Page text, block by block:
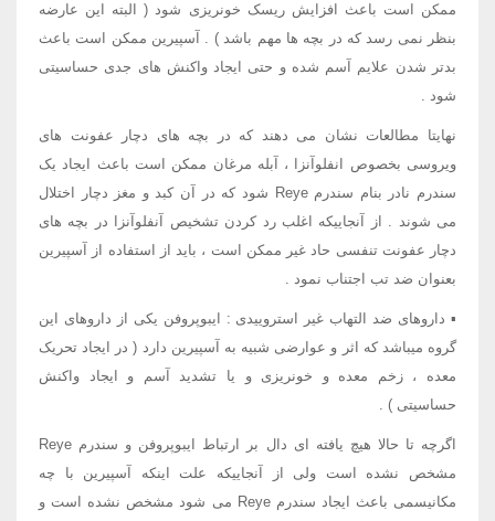
ممکن است باعث افزایش ریسک خونریزی شود ( البته این عارضه
بنظر نمی رسد که در بچه ها مهم باشد ) . آسپیرین ممکن است باعث
بدتر شدن علایم آسم شده و حتی ایجاد واکنش های جدی حساسیتی
شود .
نهایتا مطالعات نشان می دهند که در بچه های دچار عفونت های
ویروسی بخصوص انفلوآنزا ، آبله مرغان ممکن است باعث ایجاد یک
سندرم نادر بنام سندرم Reye شود که در آن کبد و مغز دچار اختلال
می شوند . از آنجاییکه اغلب رد کردن تشخیص آنفلوآنزا در بچه های
دچار عفونت تنفسی حاد غیر ممکن است ، باید از استفاده از آسپیرین
بعنوان ضد تب اجتناب نمود .
▪ داروهای ضد التهاب غیر استروییدی : ایبوپروفن یکی از داروهای این
گروه میباشد که اثر و عوارضی شبیه به آسپیرین دارد ( در ایجاد تحریک
معده ، زخم معده و خونریزی و یا تشدید آسم و ایجاد واکنش
حساسیتی ) .
اگرچه تا حالا هیچ یافته ای دال بر ارتباط ایبوپروفن و سندرم Reye
مشخص نشده است ولی از آنجاییکه علت اینکه آسپیرین با چه
مکانیسمی باعث ایجاد سندرم Reye می شود مشخص نشده است و